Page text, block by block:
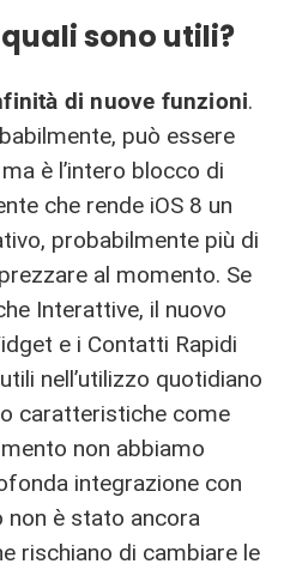
sono utili?
di nuove funzioni.
può essere
è l’intero blocco di
che rende iOS 8 un
probabilmente più di
al momento. Se
Interattive, il nuovo
e i Contatti Rapidi
nell’utilizzo quotidiano
caratteristiche come
non abbiamo
integrazione con
non è stato ancora
rischiano di cambiare le